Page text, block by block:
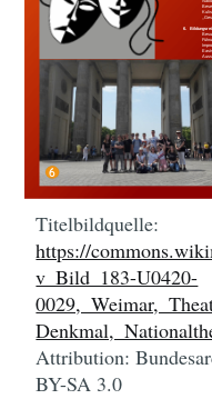
Titelbildquelle:
https://
v_Bild_183-U0420-
Attribution:
BY-SA 3.0